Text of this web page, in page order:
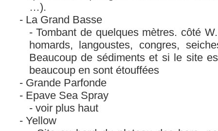
…).
La Grand Basse
Tombant de quelques mètres. côté
homards, langoustes, congres,
Beaucoup de sédiments et si le site
beaucoup en sont étouffées
Grande Parfonde
Epave Sea Spray
voir plus haut
Yellow